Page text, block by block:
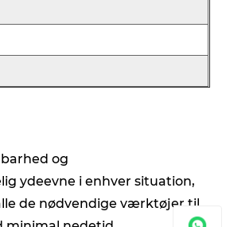
og
ydeevne i enhver situation,
de nødvendige værktøjer til